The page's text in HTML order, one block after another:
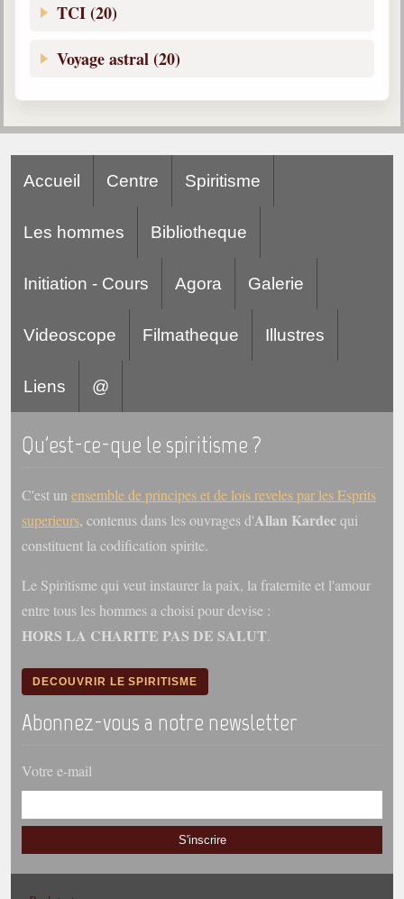
TCI (20)
Voyage astral (20)
Accueil Centre Spiritisme
Les hommes Bibliotheque
Initiation - Cours Agora Galerie
Videoscope Filmatheque Illustres
Liens @
Qu'est-ce-que le spiritisme ?
C'est un ensemble de principes et de lois reveles par les Esprits
superieurs, contenus dans les ouvrages d'Allan Kardecqui
constituent la codification spirite.
Le Spiritisme qui veut instaurer la paix, la fraternite et l'amour
entre tous les hommes a choisi pour devise :
HORS LA CHARITE PAS DE SALUT.
DECOUVRIR LE SPIRITISME
Abonnez-vous a notre newsletter
Votre e-mail
S'inscrire